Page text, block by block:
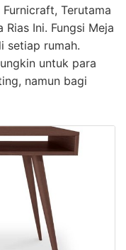
Terutama
Ini. Fungsi Meja
setiap rumah.
untuk para
namun bagi